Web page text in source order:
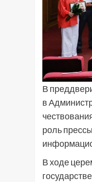
В
в
роль
В ходе